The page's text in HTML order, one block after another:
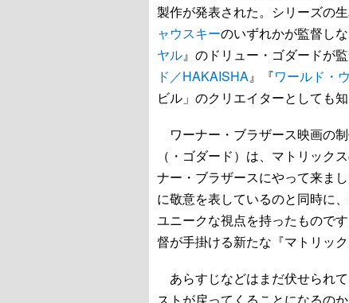
製作が発表された。シリーズの
ャウスキーのいずれかが監督し
ヤル』のドリュー・ゴダードが
ド／HAKAISHA 』『ワールド・
ビル」のクリエイターとしても
ワーナー・ブラザース映画の
（・ゴダード）は、マトリック
ナー・ブラザースにやって来ま
に敬意を表しているのと同時に
ユニークな視点を持ったもので
督が手掛ける新たな『マトリッ
あらすじなどはまだ伏せられ